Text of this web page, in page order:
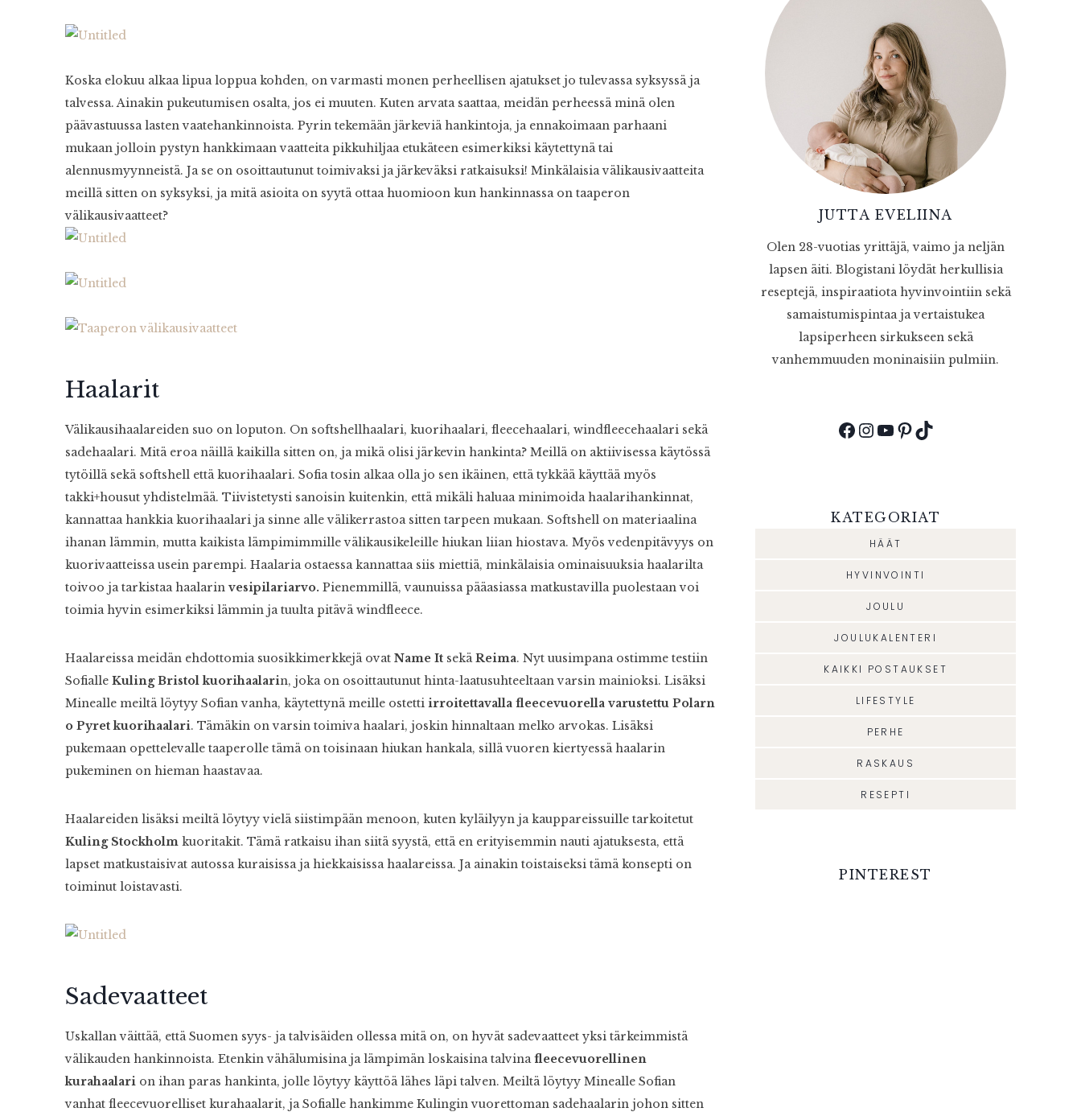
Koska elokuu alkaa lipua loppua kohden, on varmasti monen perheellisen ajatukset jo tulevassa syksyssä ja
talvessa. Ainakin pukeutumisen osalta, jos ei muuten. Kuten arvata saattaa, meidän perheessä minä olen
päävastuussa lasten vaatehankinnoista. Pyrin tekemään järkeviä hankintoja, ja ennakoimaan parhaani
mukaan jolloin pystyn hankkimaan vaatteita pikkuhiljaa etukäteen esimerkiksi käytettynä tai
alennusmyynneistä. Ja se on osoittautunut toimivaksi ja järkeväksi ratkaisuksi! Minkälaisia välikausivaatteita
meillä sitten on syksyksi, ja mitä asioita on syytä ottaa huomioon kun hankinnassa on taaperon
välikausivaatteet?
Haalarit
Välikausihaalareiden suo on loputon. On softshellhaalari, kuorihaalari, fleecehaalari, windfleecehaalari sekä
sadehaalari. Mitä eroa näillä kaikilla sitten on, ja mikä olisi järkevin hankinta? Meillä on aktiivisessa käytössä
tytöillä sekä softshell että kuorihaalari. Sofia tosin alkaa olla jo sen ikäinen, että tykkää käyttää myös
takki+housut yhdistelmää. Tiivistetysti sanoisin kuitenkin, että mikäli haluaa minimoida haalarihankinnat,
kannattaa hankkia kuorihaalari ja sinne alle välikerrastoa sitten tarpeen mukaan. Softshell on materiaalina
ihanan lämmin, mutta kaikista lämpimimmille välikausikeleille hiukan liian hiostava. Myös vedenpitävyys on
kuorivaatteissa usein parempi. Haalaria ostaessa kannattaa siis miettiä, minkälaisia ominaisuuksia haalarilta
toivoo ja tarkistaa haalarin vesipilariarvo. Pienemmillä, vaunuissa pääasiassa matkustavilla puolestaan voi
toimia hyvin esimerkiksi lämmin ja tuulta pitävä windfleece.
Haalareissa meidän ehdottomia suosikkimerkkejä ovat Name It sekä Reima. Nyt uusimpana ostimme testiin
Sofialle Kuling Bristol kuorihaalarin, joka on osoittautunut hinta-laatusuhteeltaan varsin mainioksi. Lisäksi
Minealle meiltä löytyy Sofian vanha, käytettynä meille ostetti irroitettavalla fleecevuorella varustettu Polarn
o Pyret kuorihaalari. Tämäkin on varsin toimiva haalari, joskin hinnaltaan melko arvokas. Lisäksi
pukemaan opettelevalle taaperolle tämä on toisinaan hiukan hankala, sillä vuoren kiertyessä haalarin
pukeminen on hieman haastavaa.
Haalareiden lisäksi meiltä löytyy vielä siistimpään menoon, kuten kyläilyyn ja kauppareissuille tarkoitetut
Kuling Stockholm kuoritakit. Tämä ratkaisu ihan siitä syystä, että en erityisemmin nauti ajatuksesta, että
lapset matkustaisivat autossa kuraisissa ja hiekkaisissa haalareissa. Ja ainakin toistaiseksi tämä konsepti on
toiminut loistavasti.
Sadevaatteet
Uskallan väittää, että Suomen syys- ja talvisäiden ollessa mitä on, on hyvät sadevaatteet yksi tärkeimmistä
välikauden hankinnoista. Etenkin vähälumisina ja lämpimän loskaisina talvina fleecevuorellinen
kurahaalari on ihan paras hankinta, jolle löytyy käyttöä lähes läpi talven. Meiltä löytyy Minealle Sofian
vanhat fleecevuorelliset kurahaalarit, ja Sofialle hankimme Kulingin vuorettoman sadehaalarin johon sitten
JUTTA EVELIINA
Olen 28-vuotias yrittäjä, vaimo ja neljän
lapsen äiti. Blogistani löydät herkullisia
reseptejä, inspiraatiota hyvinvointiin sekä
samaistumispintaa ja vertaistukea
lapsiperheen sirkukseen sekä
vanhemmuuden moninaisiin pulmiin.
Facebook
Instagram
YouTube
Pinterest
TikTok
KATEGORIAT
HÄÄT
HYVINVOINTI
JOULU
JOULUKALENTERI
KAIKKI POSTAUKSET
LIFESTYLE
PERHE
RASKAUS
RESEPTI
PINTEREST